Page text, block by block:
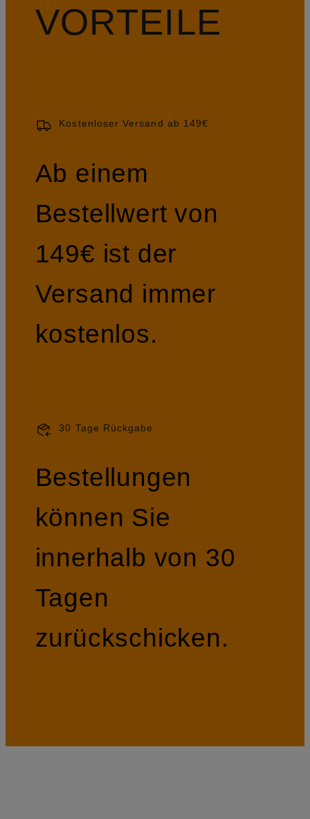
VORTEILE
Kostenloser Versand ab 149€
Ab einem
Bestellwert von
149€ ist der
Versand immer
kostenlos.
30 Tage Rückgabe
Bestellungen
können Sie
innerhalb von 30
Tagen
zurückschicken.